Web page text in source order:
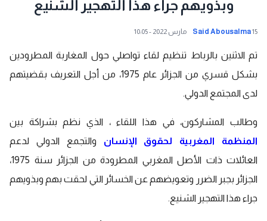
وبذويهم جراء هذا التهجير الشنيع
Said Abousalma15 مارس 2022 - 10:05
تم الاثنين بالرباط تنظيم لقاء تواصلي حول المغاربة المطرودين
بشكل قسري من الجزائر عام 1975، من أجل التعريف بقضيتهم
لدى المجتمع الدولي.
وطالب المشاركون، في هذا اللقاء ، الذي نظم بشراكة بين
المنظمة المغربية لحقوق الإنسان والتجمع الدولي لدعم
العائلات ذات الأصل المغربي المطرودة من الجزائر سنة 1975،
الجزائر بجبر الضرر وتعويضهم عن الخسائر التي لحقت بهم وبذويهم
جراء هذا التهجير الشنيع.